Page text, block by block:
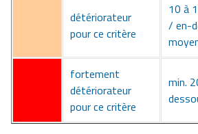
détériorateur
pour ce critère
10 à
/ en-
fortement
détériorateur
pour ce critère
min.